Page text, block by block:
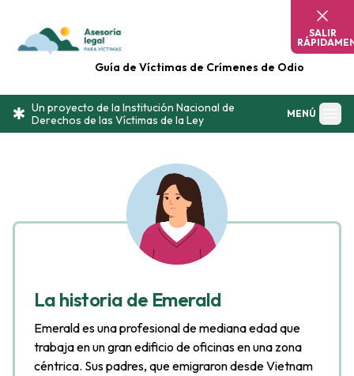
Guía de Víctimas de Crímenes de Odio
Un proyecto de la Institución Nacional de
Derechos de las Víctimas de la Ley
MENÚ
SALIR
La historia de Emerald
Emerald es una profesional de mediana edad que
trabaja en un gran edificio de oficinas en una zona
céntrica. Sus padres, que emigraron desde Vietnam